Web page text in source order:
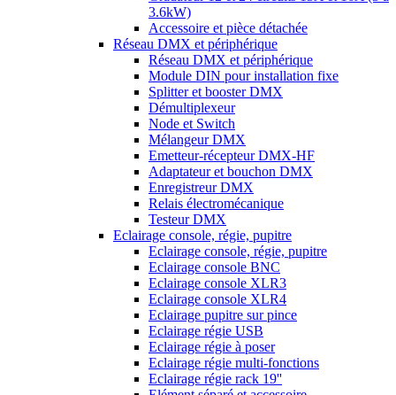
3.6kW)
Accessoire et pièce détachée
Réseau DMX et périphérique
Réseau DMX et périphérique
Module DIN pour installation fixe
Splitter et booster DMX
Démultiplexeur
Node et Switch
Mélangeur DMX
Emetteur-récepteur DMX-HF
Adaptateur et bouchon DMX
Enregistreur DMX
Relais électromécanique
Testeur DMX
Eclairage console, régie, pupitre
Eclairage console, régie, pupitre
Eclairage console BNC
Eclairage console XLR3
Eclairage console XLR4
Eclairage pupitre sur pince
Eclairage régie USB
Eclairage régie à poser
Eclairage régie multi-fonctions
Eclairage régie rack 19''